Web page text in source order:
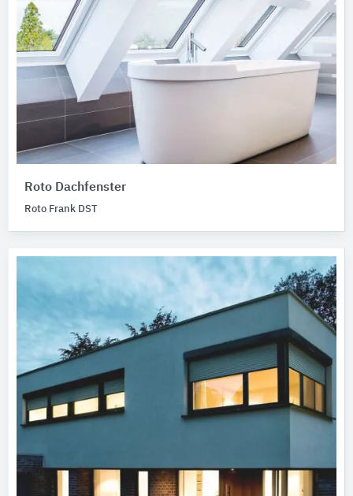
Roto Dachfenster
Roto Frank DST